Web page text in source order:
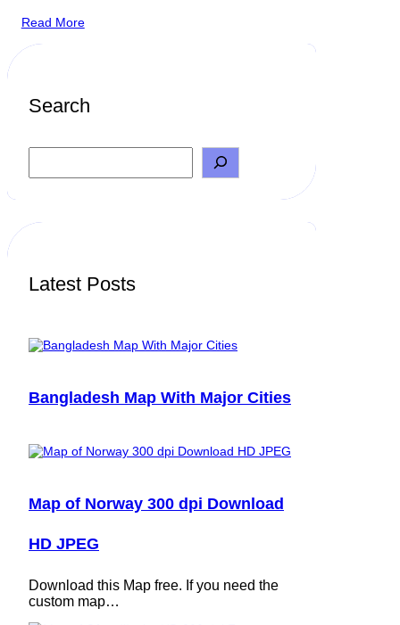
Read More
Search
S
a
h
Latest Posts
Bangladesh Map With Major Cities
Map of Norway 300 dpi Download
HD JPEG
Download this Map free. If you need the
custom map…